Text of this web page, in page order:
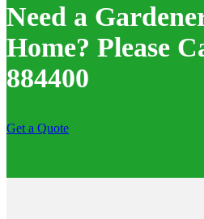
Need a
Home? Please
884400
Get a Quote